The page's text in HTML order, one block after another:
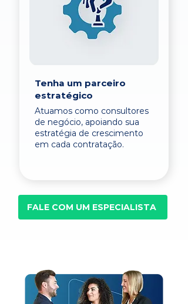
Tenha um parceiro
estratégico
Atuamos como consultores
de negócio, apoiando sua
estratégia de crescimento
em cada contratação.
FALE COM UM ESPECIALISTA